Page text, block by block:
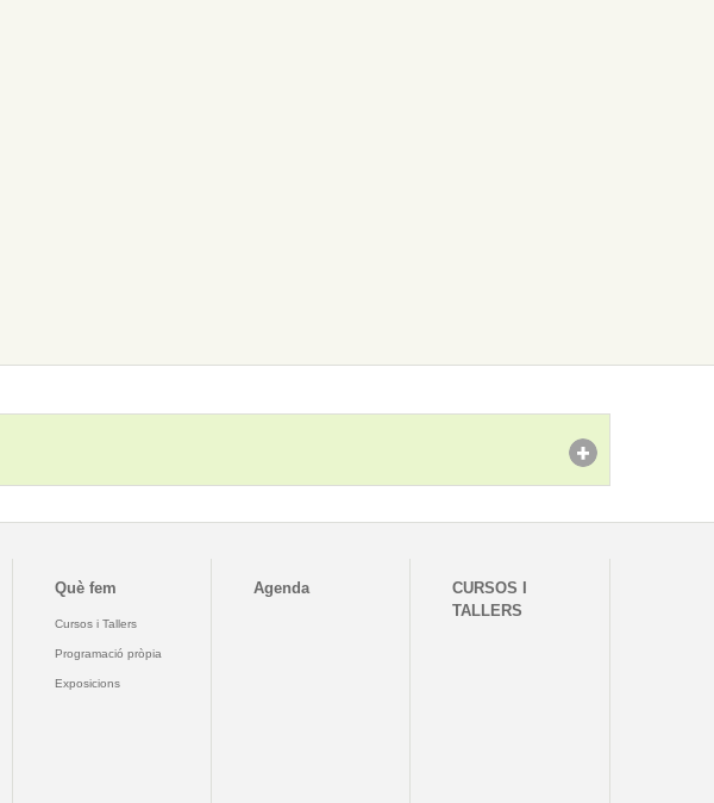
Què fem
Cursos i Tallers
Programació pròpia
Exposicions
Agenda
CURSOS I
TALLERS